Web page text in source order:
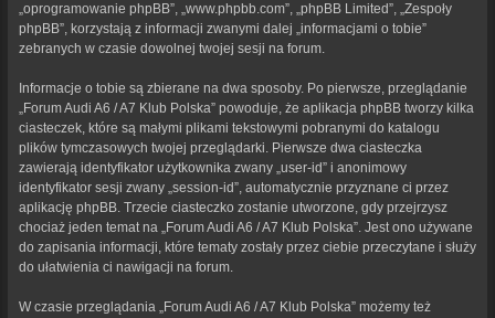
„oprogramowanie phpBB”, „www.phpbb.com”, „phpBB Limited”, „Zespoły
phpBB”, korzystają z informacji zwanymi dalej „informacjami o tobie”
zebranych w czasie dowolnej twojej sesji na forum.
Informacje o tobie są zbierane na dwa sposoby. Po pierwsze, przeglądanie
„Forum Audi A6 / A7 Klub Polska” powoduje, że aplikacja phpBB tworzy kilka
ciasteczek, które są małymi plikami tekstowymi pobranymi do katalogu
plików tymczasowych twojej przeglądarki. Pierwsze dwa ciasteczka
zawierają identyfikator użytkownika zwany „user-id” i anonimowy
identyfikator sesji zwany „session-id”, automatycznie przyznane ci przez
aplikację phpBB. Trzecie ciasteczko zostanie utworzone, gdy przejrzysz
chociaż jeden temat na „Forum Audi A6 / A7 Klub Polska”. Jest ono używane
do zapisania informacji, które tematy zostały przez ciebie przeczytane i służy
do ułatwienia ci nawigacji na forum.
W czasie przeglądania „Forum Audi A6 / A7 Klub Polska” możemy też